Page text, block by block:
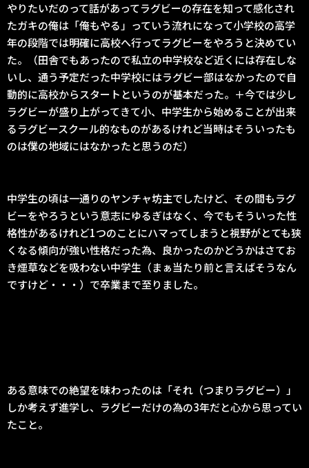
やりたいだのって話があってラグビーの存在を知って感化され
たガキの俺は「俺もやる」っていう流れになって小学校の高学
年の段階では明確に高校へ行ってラグビーをやろうと決めてい
た。（田舎でもあったので私立の中学校など近くには存在しな
いし、通う予定だった中学校にはラグビー部はなかったので自
動的に高校からスタートというのが基本だった。＋今では少し
ラグビーが盛り上がってきて小、中学生から始めることが出来
るラグビースクール的なものがあるけれど当時はそういったも
のは僕の地域にはなかったと思うのだ）
中学生の頃は一通りのヤンチャ坊主でしたけど、その間もラグ
ビーをやろうという意志にゆるぎはなく、今でもそういった性
格性があるけれど1つのことにハマってしまうと視野がとても狭
くなる傾向が強い性格だった為、良かったのかどうかはさてお
き煙草などを吸わない中学生（まぁ当たり前と言えばそうなん
ですけど・・・）で卒業まで至りました。
ある意味での絶望を味わったのは「それ（つまりラグビー）」
しか考えず進学し、ラグビーだけの為の3年だと心から思ってい
たこと。